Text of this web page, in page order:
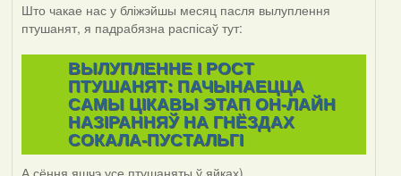
Што чакае нас у бліжэйшы месяц пасля вылуплення
птушанят, я падрабязна распісаў тут:
ВЫЛУПЛЕННЕ I РОСТ
ПТУШАНЯТ: ПАЧЫНАЕЦЦА
САМЫ ЦІКАВЫ ЭТАП ОН-ЛАЙН
НАЗІРАННЯЎ НА ГНЁЗДАХ
СОКАЛА-ПУСТАЛЬГІ